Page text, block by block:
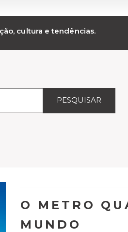
cultura e tendências.
PESQUISAR
O METRO
MUNDO